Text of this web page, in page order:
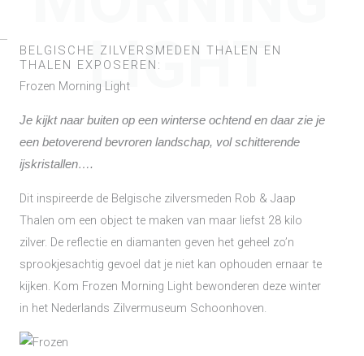
LIGHT
BELGISCHE ZILVERSMEDEN THALEN EN
THALEN EXPOSEREN:
Frozen Morning Light
Je kijkt naar buiten op een winterse ochtend en daar zie je
een betoverend bevroren landschap, vol schitterende
ijskristallen….
Dit inspireerde de Belgische zilversmeden Rob & Jaap
Thalen om een object te maken van maar liefst 28 kilo
zilver. De reflectie en diamanten geven het geheel zo’n
sprookjesachtig gevoel dat je niet kan ophouden ernaar te
kijken. Kom Frozen Morning Light bewonderen deze winter
in het Nederlands Zilvermuseum Schoonhoven.